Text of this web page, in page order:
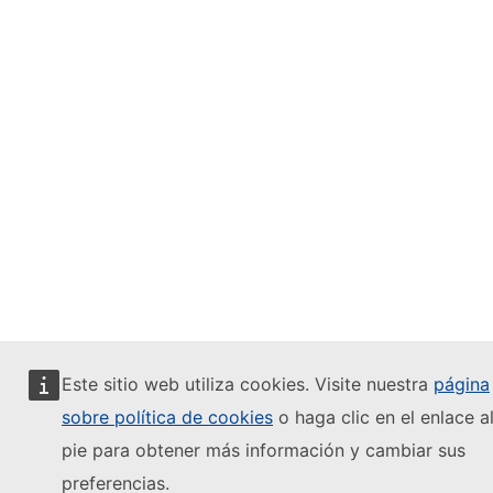
Este sitio web utiliza cookies. Visite nuestra página
sobre política de cookies o haga clic en el enlace al
pie para obtener más información y cambiar sus
preferencias.